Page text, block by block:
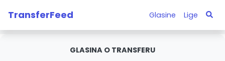
TransferFeed Glasine Lige
GLASINA O TRANSFERU